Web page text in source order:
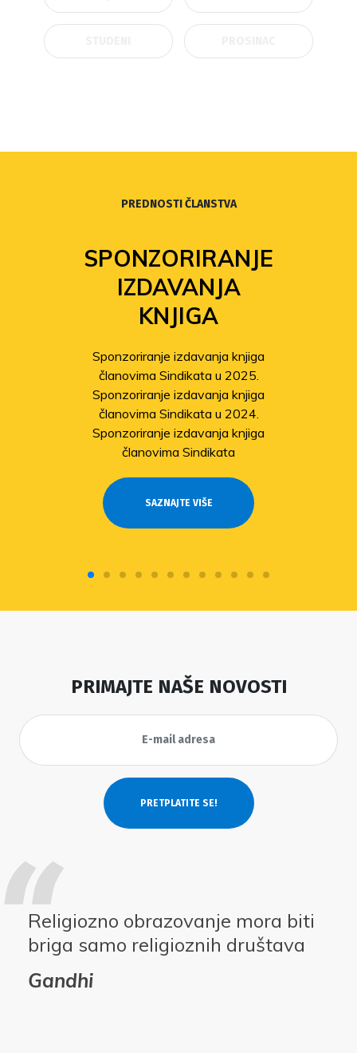
PREDNOSTI ČLANSTVA
SPONZORIRANJE
IZDAVANJA
KNJIGA
Sponzoriranje izdavanja knjiga
članovima Sindikata u 2025.
Sponzoriranje izdavanja knjiga
članovima Sindikata u 2024.
Sponzoriranje izdavanja knjiga
članovima Sindikata
SAZNAJTE VIŠE
PRIMAJTE NAŠE NOVOSTI
Religiozno obrazovanje mora biti
briga samo religioznih društava
Gandhi